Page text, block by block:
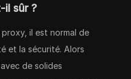
il sûr ?
proxy, il est normal de
et la sécurité. Alors
de solides